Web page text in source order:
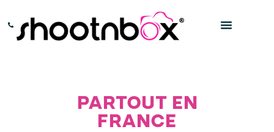
Location
PARTOUT EN
FRANCE